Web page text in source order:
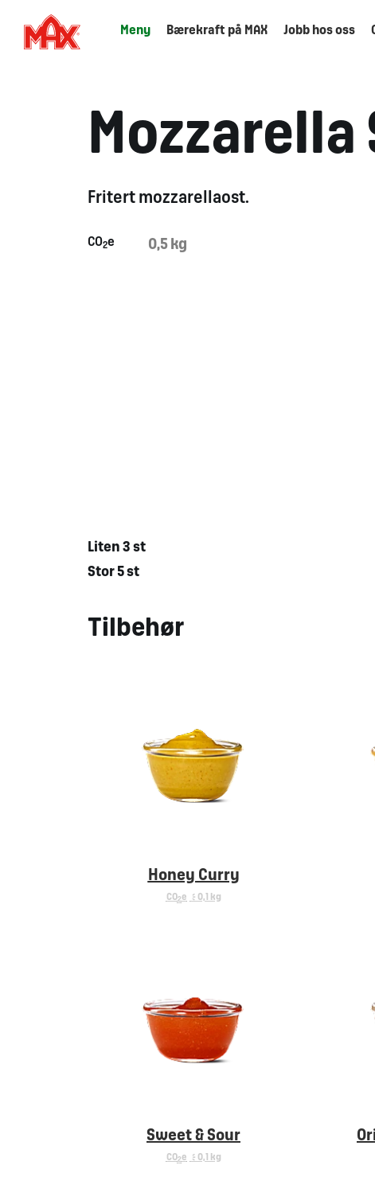
Meny Bærekraft på MAX Jobb hos oss
Mozzarella
Fritert mozzarellaost.
CO2e 0,5 kg
Liten 3 st
Stor 5 st
Tilbehør
Honey Curry
CO2e < 0,1 kg
Sweet & Sour
CO2e < 0,1 kg